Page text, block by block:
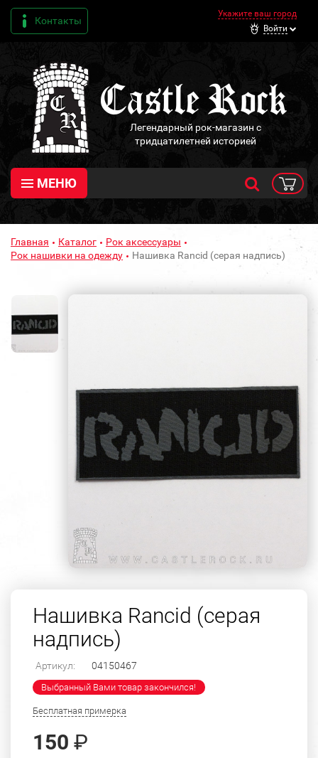
Контакты
Укажите ваш город
Войти
Легендарный рок-магазин с
тридцатилетней историей
МЕНЮ
Главная Каталог
Рок аксессуары
Рок нашивки на одежду
Нашивка Rancid (серая надпись)
Нашивка Rancid (серая
надпись)
Артикул: 04150467
Выбранный Вами товар закончился!
Бесплатная примерка
150 ₽